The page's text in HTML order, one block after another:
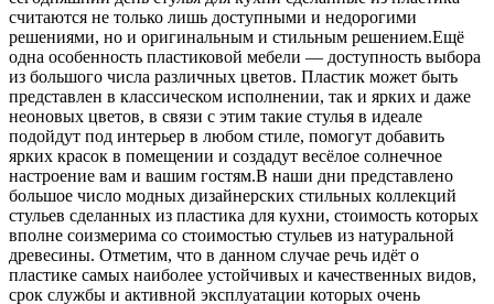
считаются не только лишь доступными и недорогими
решениями, но и оригинальным и стильным решением.Ещё
одна особенность пластиковой мебели — доступность выбора
из большого числа различных цветов. Пластик может быть
представлен в классическом исполнении, так и ярких и даже
неоновых цветов, в связи с этим такие стулья в идеале
подойдут под интерьер в любом стиле, помогут добавить
ярких красок в помещении и создадут весёлое солнечное
настроение вам и вашим гостям.В наши дни представлено
большое число модных дизайнерских стильных коллекций
стульев сделанных из пластика для кухни, стоимость которых
вполне соизмерима со стоимостью стульев из натуральной
древесины. Отметим, что в данном случае речь идёт о
пластике самых наиболее устойчивых и качественных видов,
срок службы и активной эксплуатации которых очень